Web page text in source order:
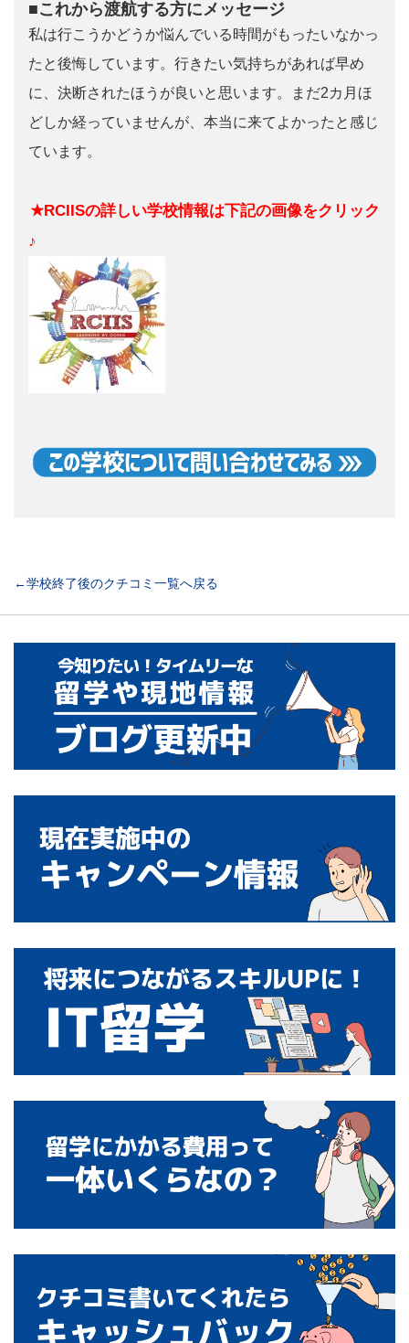
■これから渡航する方にメッセージ
私は行こうかどうか悩んでいる時間がもったいなかっ
たと後悔しています。行きたい気持ちがあれば早め
に、決断されたほうが良いと思います。まだ2カ月ほ
どしか経っていませんが、本当に来てよかったと感じ
ています。
★RCIISの詳しい学校情報は下記の画像をクリック
♪
←学校終了後のクチコミ一覧へ戻る